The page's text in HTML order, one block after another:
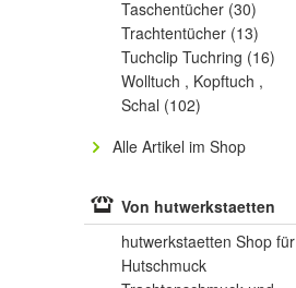
Taschentücher (30)
Trachtentücher (13)
Tuchclip Tuchring (16)
Wolltuch , Kopftuch ,
Schal (102)
Alle Artikel im Shop
Von hutwerkstaetten
hutwerkstaetten Shop für
Hutschmuck